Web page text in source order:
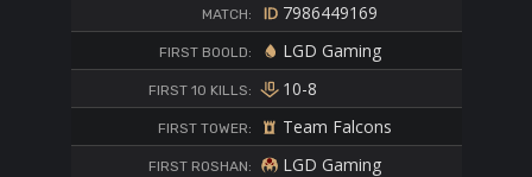
MATCH: 7986449169
FIRST BOOLD: LGD Gaming
FIRST 10 KILLS: 10-8
FIRST TOWER: Team Falcons
FIRST ROSHAN: LGD Gaming